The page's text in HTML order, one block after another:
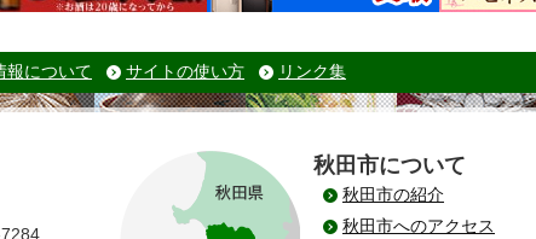
報について サイトの使い方 リンク集
秋田市について
秋田市の紹介
秋田市へのアクセス